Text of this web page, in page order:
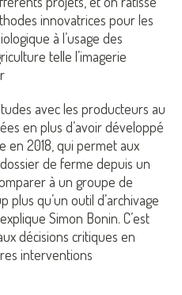
innovatrices pour les
à l’usage des
telle l’imagerie
avec les producteurs au
en plus d’avoir développé
en 2018, qui permet aux
de ferme depuis un
à un groupe de
plus qu’un outil d’archivage
Simon Bonin. C’est
décisions critiques en
interventions